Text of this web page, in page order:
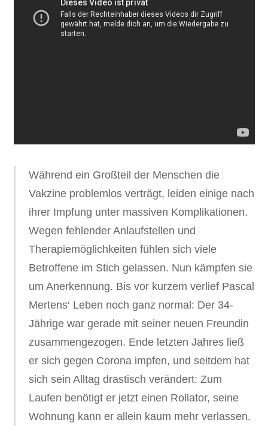
Während ein Großteil der Menschen die
Vakzine problemlos verträgt, leiden einige nach
ihrer Impfung unter massiven Komplikationen.
Wegen fehlender Anlaufstellen und
Therapiemöglichkeiten fühlen sich viele
Betroffene im Stich gelassen. Nun kämpfen sie
um Anerkennung. Bis vor kurzem verlief Pascal
Mertens‘ Leben noch ganz normal: Der 34-
Jährige war gerade mit seiner neuen Freundin
zusammengezogen. Ende letzten Jahres ließ
er sich gegen Corona impfen, und seitdem hat
sich sein Alltag drastisch verändert: Zum
Laufen benötigt er jetzt einen Rollator, seine
Wohnung kann er allein kaum mehr verlassen.